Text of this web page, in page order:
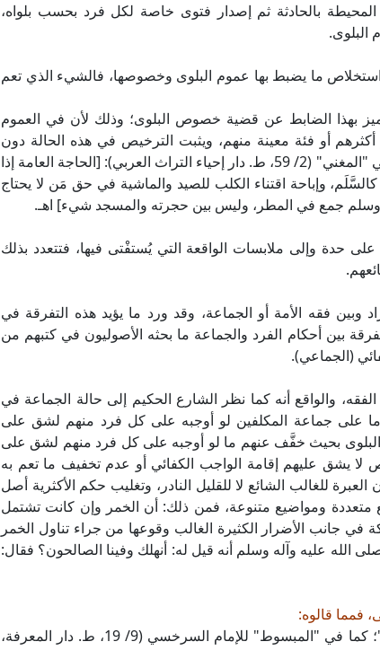
بالحادثة ثم إصدار فتوى خاصة لكل فرد بحسب بلواه،
استخلاص ما يضبط بها عموم البلوى وخصوصها، فالشيء الذي تعم
بهذا الضابط عن قضية خصوص البلوى؛ وذلك لأن في العموم
أكثرهم أو فئة معينة منهم، ويثبت الترخيص في هذه الحالة دون
حاجة إلى استفتاء خاص؛ يقول الإمام ابن قدامة في "المغني" (2/ 59، ط. دار إحياء التراث العربي): [الحاجة العامة إذا
وإباحة اقتناء الكلب للصيد والماشية في حق مَن لا يحتاج
وسلم جمع في المطر، وليس بين حجرته والمسجد شيء] اهـ.
حدة وإلى ملابسات الواقعة التي يُستفْتى فيها، فتتعدد بذلك
وبين فقه الأمة أو الجماعة، وقد ورد ما يؤيد هذه التفرقة في
بين أحكام الفرد والجماعة ما بحثه الأصوليون في كتبهم من
(الجماعي).
والواقع أنه كما نظر الشارع الحكيم إلى حالة الجماعة في
على جماعة المكلفين لو أوجبه على كل فرد منهم لشق على
بحيث خفَّف عنهم ما لو أوجبه على كل فرد منهم لشق على
يشق عليهم إقامة الواجب الكفائي أو عدم تخفيف ما تعم به
العبرة للغالب الشائع لا للقليل النادر، وتغليب حكم الأكثرية أصل
ومواضيع متنوعة، فمن ذلك: أن الخمر وإن كانت تشتمل
في جانب الأضرار الكثيرة الغالب وقوعها من جراء تناول الخمر
الله عليه وآله وسلم أنه قيل له: أنهلك وفينا الصالحون؟ فقال:
فمما قالوه:
- "أن الأكثر ينزل منزلة الكمال والأقل تبع للأكثر"؛ كما في "المبسوط" للإمام السرخسي (9/ 19، ط. دار المعرفة،